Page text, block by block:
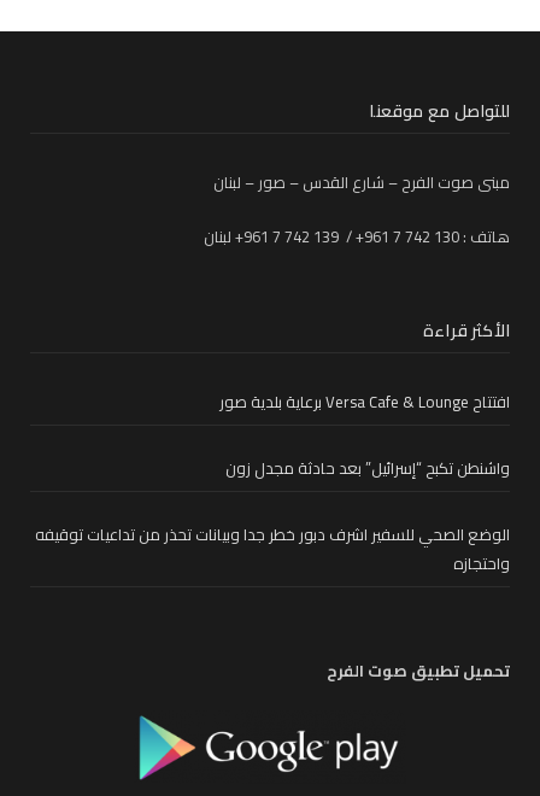
للتواصل مع موقعنا
مبنى صوت الفرح – شارع القدس – صور – لبنان
هاتف : 130 742 7 961+ / 139 742 7 961+ لبنان
الأكثر قراءة
افتتاح Versa Cafe & Lounge برعاية بلدية صور
واشنطن تكبح “إسرائيل” بعد حادثة مجدل زون
الوضع الصحي للسفير اشرف دبور خطر جدا وبيانات تحذر من تداعيات توقيفه
واحتجازه
تحميل تطبيق صوت الفرح